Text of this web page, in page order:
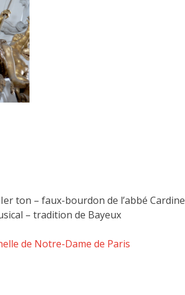
ton – faux-bourdon de l’abbé Cardine
– tradition de Bayeux
de Notre-Dame de Paris